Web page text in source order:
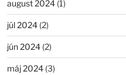
august 2024(1)
júl 2024(2)
jún 2024(2)
máj 2024(3)